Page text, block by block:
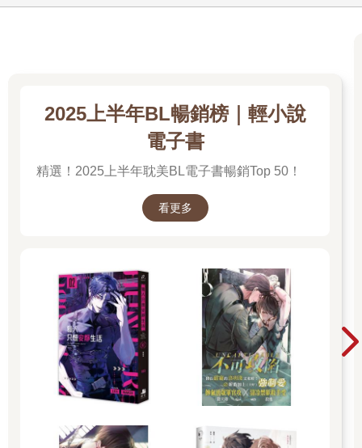
原地又待了一會兒，我確認自己已控制住那種衝動情緒後，再次
有我和陰影，沒見到賽塔或是學長，更別說鬼王了。為什麼我會
「因為他們來這裡太傷身。」好像看穿我在想什麼的陰影，扔來
不明不白的一句話，接著扭頭就走。
我當然只能乖乖跟上去，畢竟這個地方雖然給人感覺很舒服，可
是還是有種毛毛的悚然感，更別說好像還有個消失的鬼娃娃，誰
緊加快腳步，很神奇地踏在水面上跟著陰影朝某個方向離開。
邊走著，腳下的水流隱約又傳來滴滴答答的聲音，好像在看不見
又走了一會兒，我們似乎逐漸脫離水流區，第一眼看見的是在灰
暗的空間彼端出現了「岸」。黑色的砂礫地面什麼也沒有生長，
只散落幾根看不出是什麼生物、奇形怪狀的灰色骨頭，上面附著
一層淡淡的黑色力量感，很稀薄，好像摸一下就會散開。
「竊夢魔，上次闖入時太過無禮，所以被擊殺，留下的骨骸還未
散化，上面是此地凝結的力量碎粉。」走在前方的陰影扔來幾句
其實嘛，這個陰影好像沒有我想像中那麼酷，和之前的沉默寡言
善的，居然還會幫我講解路邊的東西，簡直好相處！
2025上半年BL暢銷榜｜輕小說
電子書
精選！2025上半年耽美BL電子書暢銷Top 50！
看更多